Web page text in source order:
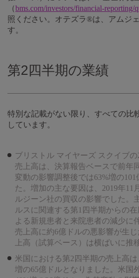
（bms.com/investors/financial-reporting/
照ください。オテズラ®は、アムジ
す。
第2四半期の業績
特別な記載がない限り、すべての比
しています。
ブリストル マイヤーズ スクイブ
売上高は、決算報告ベースで前年
変動の影響調整後では63%増の101
た。増加の主な要因は、2019年11
ルジーン社の買収の影響でした。
ルスに関連する第1四半期からの
よる新規患者と来院患者の減少に
売上高に約6億ドルの悪影響が生
上高（試算ベース）は横ばいに推
米国における第2四半期の売上高
増の65億ドルとなりました。米国